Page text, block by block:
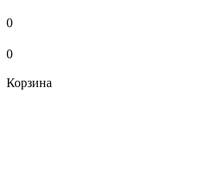
0
0
Корзина